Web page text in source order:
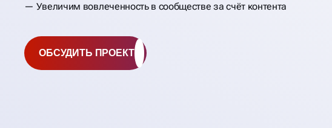
Увеличим вовлеченность в сообществе за счёт контента
ОБСУДИТЬ ПРОЕКТ